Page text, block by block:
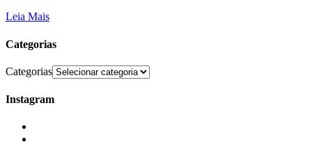
Leia Mais
Categorias
Categorias
Instagram